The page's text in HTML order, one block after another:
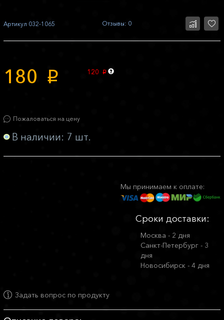
Артикул 032-1065 Отзывы: 0
180 p 120 p
Пожаловаться на цену
В наличии: 7 шт.
Мы принимаем к оплате:
Сроки доставки:
Москва - 2 дня
Санкт-Петербург - 3
дня
Новосибирск - 4 дня
Задать вопрос по продукту